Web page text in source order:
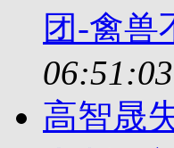
团-禽兽
高智晟